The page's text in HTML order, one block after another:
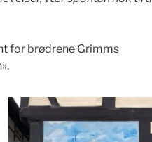
for brødrene Grimms